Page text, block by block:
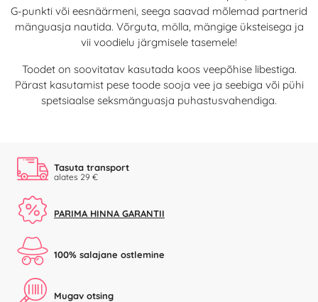
G-punkti või eesnäärmeni, seega saavad mõlemad partnerid
mänguasja nautida. Võrguta, mölla, mängige üksteisega ja
vii voodielu järgmisele tasemele!
Toodet on soovitatav kasutada koos veepõhise libestiga.
Pärast kasutamist pese toode sooja vee ja seebiga või pühi
spetsiaalse seksmänguasja puhastusvahendiga.
Tasuta transport
alates 29 €
PARIMA HINNA GARANTII
100% salajane ostlemine
Mugav otsing